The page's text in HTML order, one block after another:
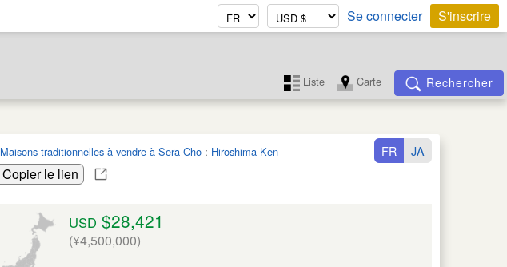
Se connecter S'inscrire
Liste Carte Rechercher
Maisons traditionnelles à vendre à Sera Cho : Hiroshima Ken
Copier le lien
FR JA
USD $28,421
(¥4,500,000)